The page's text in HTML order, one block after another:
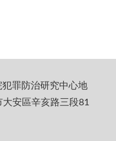
罪防治研究中心地
安區辛亥路三段81